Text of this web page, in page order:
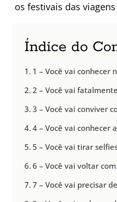
os festivais das
Índice do
1 – Você vai conhecer
2 – Você vai
3 – Você vai conviver
4 – Você vai conhecer
5 – Você vai tirar
6 – Você vai voltar
7 – Você vai precisar